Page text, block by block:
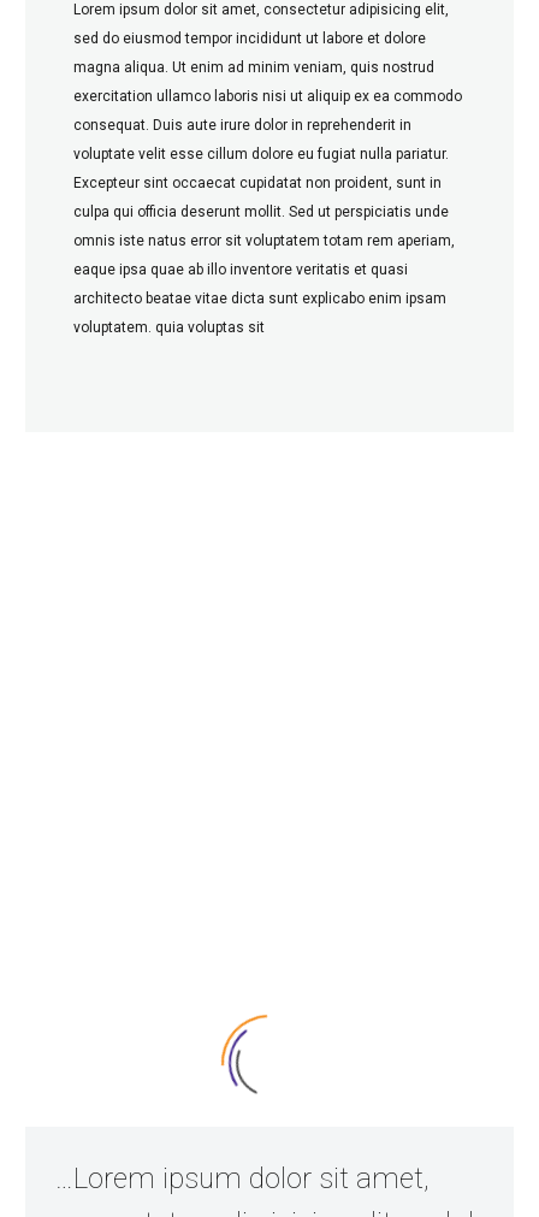
Lorem ipsum dolor sit amet, consectetur adipisicing elit,
sed do eiusmod tempor incididunt ut labore et dolore
magna aliqua. Ut enim ad minim veniam, quis nostrud
exercitation ullamco laboris nisi ut aliquip ex ea commodo
consequat. Duis aute irure dolor in reprehenderit in
voluptate velit esse cillum dolore eu fugiat nulla pariatur.
Excepteur sint occaecat cupidatat non proident, sunt in
culpa qui officia deserunt mollit. Sed ut perspiciatis unde
omnis iste natus error sit voluptatem totam rem aperiam,
eaque ipsa quae ab illo inventore veritatis et quasi
architecto beatae vitae dicta sunt explicabo enim ipsam
voluptatem. quia voluptas sit
…Lorem ipsum dolor sit amet,